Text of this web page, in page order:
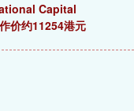
Capital
价约11254港元